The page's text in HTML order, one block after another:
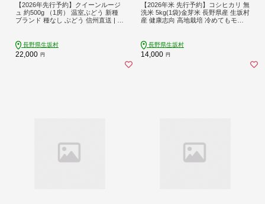
【2026年先行予約】クイーンルージ
ュ 約500g （1房） 温室ぶどう 新種
ブランド 種なし ぶどう 信州直送 | 長
発送予定 [村松農園]
長野県生坂村
22,000 円
【2026年米 先行予約】コシヒカリ 無
洗米 5kg(1袋)金芽米 長野県産 生坂村
産 健康志向 高地栽培 冷めてもモチ
香]長野県生坂村
14,000 円